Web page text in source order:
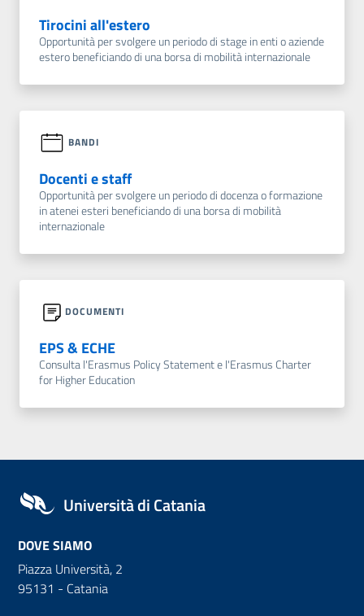
Tirocini all'estero
Opportunità per svolgere un periodo di stage in enti o aziende
estero beneficiando di una borsa di mobilità internazionale
BANDI
Docenti e staff
Opportunità per svolgere un periodo di docenza o formazione
in atenei esteri beneficiando di una borsa di mobilità
internazionale
DOCUMENTI
EPS & ECHE
Consulta l'Erasmus Policy Statement e l'Erasmus Charter
for Higher Education
Università di Catania
DOVE SIAMO
Piazza Università, 2
95131 - Catania